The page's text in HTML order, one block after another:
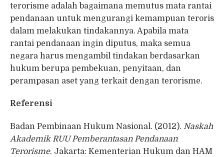
terorisme adalah bagaimana memutus mata rantai
pendanaan untuk mengurangi kemampuan teroris
dalam melakukan tindakannya. Apabila mata
rantai pendanaan ingin diputus, maka semua
negara harus mengambil tindakan berdasarkan
hukum berupa pembekuan, penyitaan, dan
perampasan aset yang terkait dengan terorisme.
Referensi
Badan Pembinaan Hukum Nasional. (2012). Naskah
Akademik RUU Pemberantasan Pendanaan
Terorisme. Jakarta: Kementerian Hukum dan HAM